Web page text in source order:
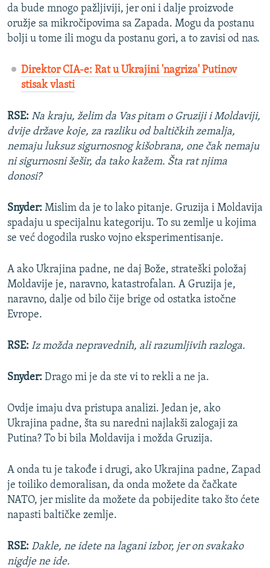
da bude mnogo pažljiviji, jer oni i dalje proizvode
oružje sa mikročipovima sa Zapada. Mogu da postanu
bolji u tome ili mogu da postanu gori, a to zavisi od nas.
Direktor CIA-e: Rat u Ukrajini 'nagriza' Putinov
stisak vlasti
RSE: Na kraju, želim da Vas pitam o Gruziji i Moldaviji,
dvije države koje, za razliku od baltičkih zemalja,
nemaju luksuz sigurnosnog kišobrana, one čak nemaju
ni sigurnosni šešir, da tako kažem. Šta rat njima
donosi?
Snyder: Mislim da je to lako pitanje. Gruzija i Moldavija
spadaju u specijalnu kategoriju. To su zemlje u kojima
se već dogodila rusko vojno eksperimentisanje.
A ako Ukrajina padne, ne daj Bože, strateški položaj
Moldavije je, naravno, katastrofalan. A Gruzija je,
naravno, dalje od bilo čije brige od ostatka istočne
Evrope.
RSE: Iz možda nepravednih, ali razumljivih razloga.
Snyder: Drago mi je da ste vi to rekli a ne ja.
Ovdje imaju dva pristupa analizi. Jedan je, ako
Ukrajina padne, šta su naredni najlakši zalogaji za
Putina? To bi bila Moldavija i možda Gruzija.
A onda tu je takođe i drugi, ako Ukrajina padne, Zapad
je toiliko demoralisan, da onda možete da čačkate
NATO, jer mislite da možete da pobijedite tako što ćete
napasti baltičke zemlje.
RSE: Dakle, ne idete na lagani izbor, jer on svakako
nigdje ne ide.